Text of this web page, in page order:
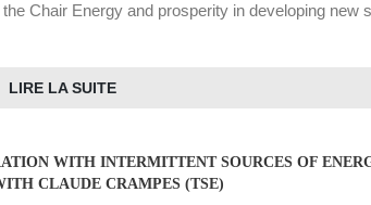
Chair Energy and prosperity in developing new
LIRE LA SUITE
WITH INTERMITTENT SOURCES OF
CLAUDE CRAMPES (TSE)